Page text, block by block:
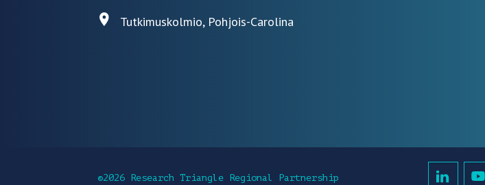
Tutkimuskolmio, Pohjois-Carolina
©2026 Research Triangle Regional Partnership